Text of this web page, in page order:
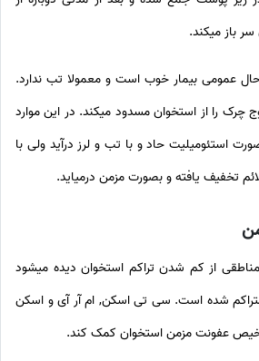
باز میکند.
عمومی بیمار خوب است و معمولا تب ندارد.
را از استخوان مسدود میکند. در این موارد
استئومیلیت حاد و با تب و لرز درآید ولی با
تخفیف یافته و بصورت مزمن درمیاید.
مناطقی از کم شدن تراکم استخوان دیده میشود
شده است. سی تی اسکن, ام آر آی و اسکن
عفونت مزمن استخوان کمک کند.